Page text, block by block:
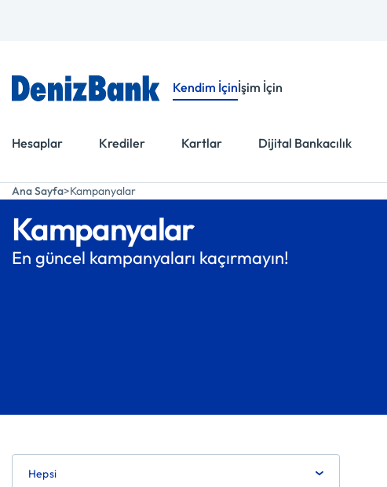
Kendim İçinİşim İçin
Hesaplar Krediler Kartlar Dijital Bankacılık
Ana Sayfa Kampanyalar
Kampanyalar
En güncel kampanyaları kaçırmayın!
Hepsi